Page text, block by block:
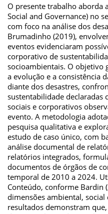
O presente trabalho aborda
Social and Governance) no
com foco na análise dos
Brumadinho (2019),
eventos evidenciaram
corporativo de
socioambientais. O objetivo
a evolução e a consistência
diante dos desastres,
sustentabilidade declaradas
sociais e corporativos
evento. A metodologia
pesquisa qualitativa e
estudo de caso único, com
análise documental de
relatórios integrados,
documentos de órgãos de
temporal de 2010 a 2024.
Conteúdo, conforme Bardin
dimensões ambiental,
resultados demonstram